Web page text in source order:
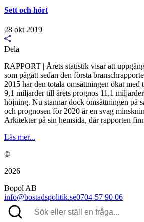
Sett och hört
28 okt 2019
Dela
RAPPORT | Årets statistik visar att
som pågått sedan den första
2015 har den totala omsättningen ökat
9,1 miljarder till årets prognos 11,1
höjning. Nu stannar dock omsättningen på
och prognosen för 2020 är en svag
Arkitekter på sin hemsida, där rapporten
Läs mer...
©
2026
Bopol AB
info@bostadspolitik.se0704-57 90 06